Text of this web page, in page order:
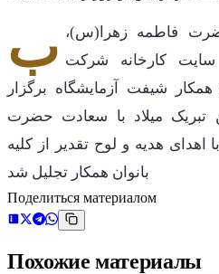
ب فاطمه زهرا(س)،
کارخانه شرکت
همکار شیفت آزمایشگاه برگزار
میلاد با سعادت حضرت
هدیه و لوح تقدیر از کلیه
بانوان همکار تجلیل شد
Поделиться материалом
Похожие материалы